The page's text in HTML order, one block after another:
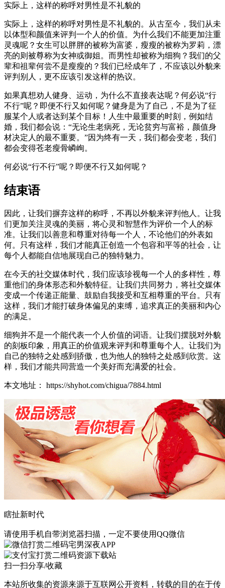
实际上，这样的称呼对男性是不礼貌的
实际上，这样的称呼对男性是不礼貌的。从古至今，我们从未
以体型和颜值来评判一个人的价值。为什么我们不能更加注重
灵魂呢？女生可以胖胖的被称为富婆，瘦瘦的被称为罗莉，漂
亮的则被尊称为女神或御姐。而男性却被称为细狗？我们的父
辈和祖辈何尝不是瘦瘦的？我们已经成年了，不应该以外貌来
评判别人，更不应该引发这样的热议。
如果真想劝人健身、运动，为什么不直接表达呢？何必说“行
不行”呢？即便不行又如何呢？健身是为了自己，不是为了征
服某个人或者达到某个目标！人生中最重要的时刻，例如结
婚，我们都会说：“无论生老病死，无论贫穷与富裕，颜值身
材决定人的最不重要。”因为终有一天，我们都会变老，我们
都会变得苍老瘦骨嶙峋。
何必说“行不行”呢？即便不行又如何呢？
结束语
因此，让我们摒弃这样的称呼，不再以外貌来评判他人。让我
们更加关注灵魂的美丽，将心灵和智慧作为评价一个人的标
准。让我们以善意和尊重对待每一个人，不论他们的外表如
何。只有这样，我们才能真正创造一个包容和平等的社会，让
每个人都能自信地展现自己的独特魅力。
在今天的社交媒体时代，我们应该珍视每一个人的多样性，尊
重他们的身体形态和外貌特征。让我们共同努力，将社交媒体
变成一个传递正能量、鼓励自我接受和互相尊重的平台。只有
这样，我们才能打破身体偏见的束缚，追求真正的美丽和内心
的满足。
细狗并不是一个能代表一个人价值的词语。让我们摆脱对外貌
的刻板印象，用真正的价值观来评判和尊重每个人。让我们为
自己的独特之处感到骄傲，也为他人的独特之处感到欣赏。这
样，我们才能共同营造一个美好而充满爱的社会。
本文地址： https://shyhot.com/chigua/7884.html
瞎扯新时代
请使用手机自带浏览器扫描，一定不要使用QQ微信
宅男深夜APP
资源下载站
扫一扫分享/收藏
本站所收集的资源来源于互联网公开资料，转载的目的在于传